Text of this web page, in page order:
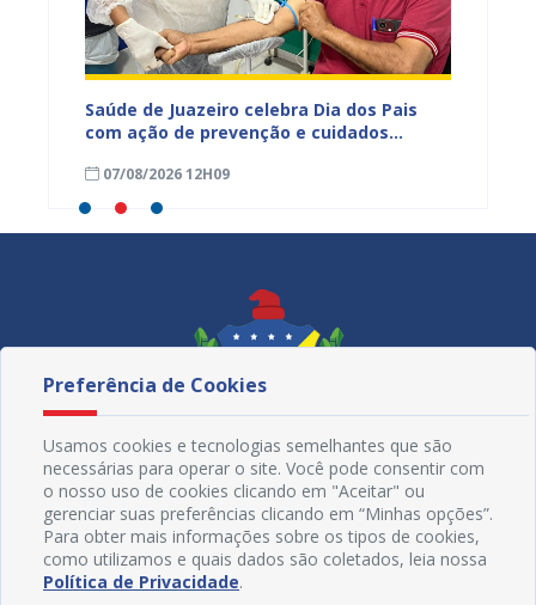
Saúde de Juazeiro celebra Dia dos Pais
com ação de prevenção e cuidados
07/08/2026 12H09
Redes Sociais
Preferência de Cookies
Usamos cookies e tecnologias semelhantes que são
necessárias para operar o site. Você pode consentir com
o nosso uso de cookies clicando em "Aceitar" ou
gerenciar suas preferências clicando em “Minhas opções”.
Para obter mais informações sobre os tipos de cookies,
como utilizamos e quais dados são coletados, leia nossa
Política de Privacidade.